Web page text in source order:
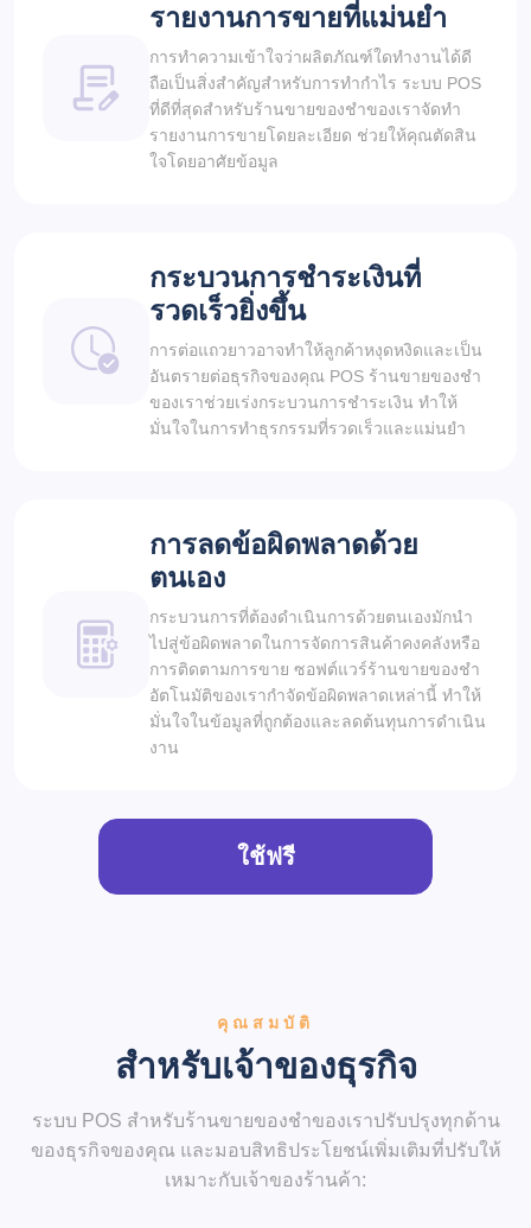
รายงานการขายที่แม่นยำ
การทำความเข้าใจว่าผลิตภัณฑ์ใดทำงานได้ดี
ถือเป็นสิ่งสำคัญสำหรับการทำกำไร ระบบ POS
ที่ดีที่สุดสำหรับร้านขายของชำของเราจัดทำ
รายงานการขายโดยละเอียด ช่วยให้คุณตัดสิน
ใจโดยอาศัยข้อมูล
กระบวนการชำระเงินที่
รวดเร็วยิ่งขึ้น
การต่อแถวยาวอาจทำให้ลูกค้าหงุดหงิดและเป็น
อันตรายต่อธุรกิจของคุณ POS ร้านขายของชำ
ของเราช่วยเร่งกระบวนการชำระเงิน ทำให้
มั่นใจในการทำธุรกรรมที่รวดเร็วและแม่นยำ
การลดข้อผิดพลาดด้วย
ตนเอง
กระบวนการที่ต้องดำเนินการด้วยตนเองมักนำ
ไปสู่ข้อผิดพลาดในการจัดการสินค้าคงคลังหรือ
การติดตามการขาย ซอฟต์แวร์ร้านขายของชำ
อัตโนมัติของเรากำจัดข้อผิดพลาดเหล่านี้ ทำให้
มั่นใจในข้อมูลที่ถูกต้องและลดต้นทุนการดำเนิน
งาน
ใช้ฟรี
คุณสมบัติ
สำหรับเจ้าของธุรกิจ
ระบบ POS สำหรับร้านขายของชำของเราปรับปรุงทุกด้าน
ของธุรกิจของคุณ และมอบสิทธิประโยชน์เพิ่มเติมที่ปรับให้
เหมาะกับเจ้าของร้านค้า: